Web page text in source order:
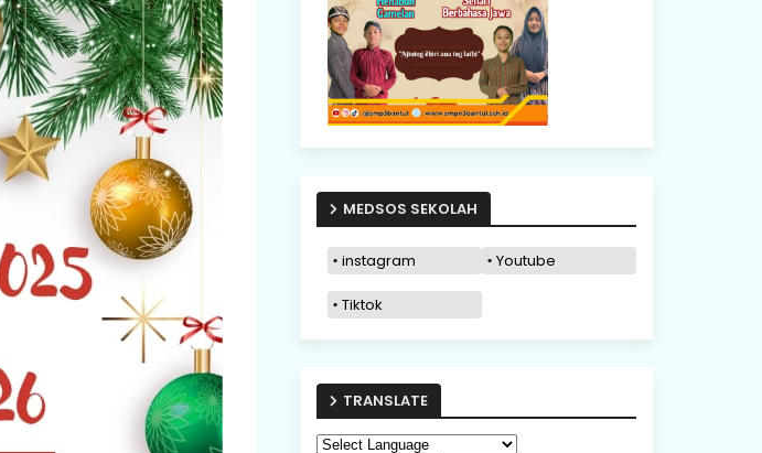
MEDSOS SEKOLAH
instagram Youtube
Tiktok
TRANSLATE